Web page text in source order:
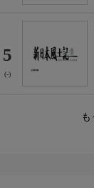
5
(-)